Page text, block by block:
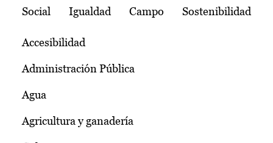
Social Igualdad Campo Sostenibilidad
Accesibilidad
Administración Pública
Agua
Agricultura y ganadería